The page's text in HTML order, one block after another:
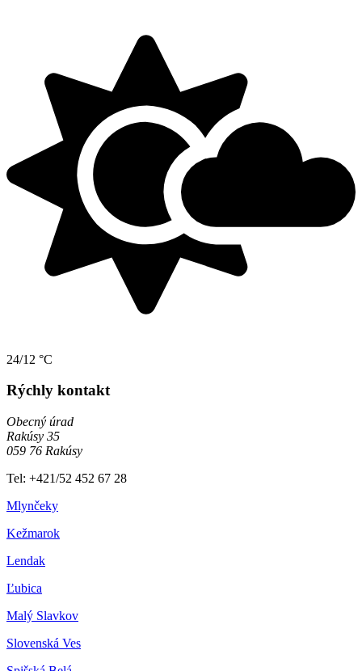
24/12 °C
Rýchly kontakt
Obecný úrad
Rakúsy 35
059 76 Rakúsy
Tel: +421/52 452 67 28
Mlynčeky
Kežmarok
Lendak
Ľubica
Malý Slavkov
Slovenská Ves